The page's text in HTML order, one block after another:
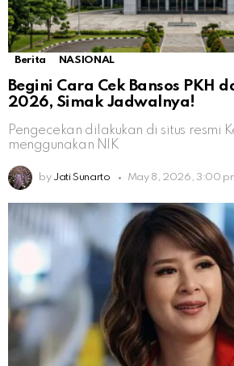
Berita NASIONAL
Begini Cara Cek Bansos PKH
2026, Simak Jadwalnya!
Pengecekan dilakukan di situs resmi
menggunakan NIK
by Jati Sunarto May 8, 2026, 3:00